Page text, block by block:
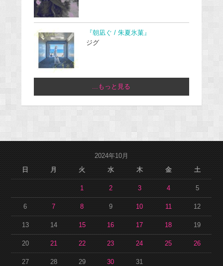
『朝凪ぐ / 朱夏氷菓』
ジグ
...もっと見る
2024年10月
日
月 火 水 木 金 土
1 2 3 4 5
6 7 8 9 10 11 12
13 14 15 16 17 18 19
20 21 22 23 24 25 26
27 28 29 30 31